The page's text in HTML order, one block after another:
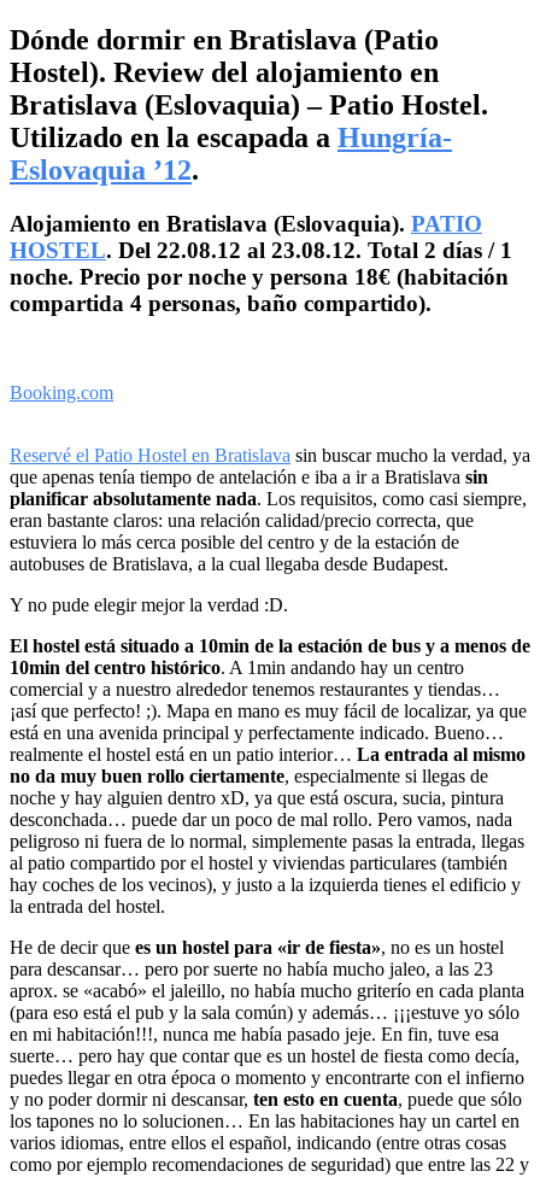
Dónde dormir en Bratislava (Patio
Hostel). Review del alojamiento en
Bratislava (Eslovaquia) – Patio Hostel.
Utilizado en la escapada a Hungría-
Eslovaquia ’12.
Alojamiento en Bratislava (Eslovaquia). PATIO
HOSTEL. Del 22.08.12 al 23.08.12. Total 2 días / 1
noche. Precio por noche y persona 18€ (habitación
compartida 4 personas, baño compartido).
Booking.com
Reservé el Patio Hostel en Bratislava sin buscar mucho la verdad, ya
que apenas tenía tiempo de antelación e iba a ir a Bratislava sin
planificar absolutamente nada. Los requisitos, como casi siempre,
eran bastante claros: una relación calidad/precio correcta, que
estuviera lo más cerca posible del centro y de la estación de
autobuses de Bratislava, a la cual llegaba desde Budapest.
Y no pude elegir mejor la verdad :D.
El hostel está situado a 10min de la estación de bus y a menos de
10min del centro histórico. A 1min andando hay un centro
comercial y a nuestro alrededor tenemos restaurantes y tiendas…
¡así que perfecto! ;). Mapa en mano es muy fácil de localizar, ya que
está en una avenida principal y perfectamente indicado. Bueno…
realmente el hostel está en un patio interior… La entrada al mismo
no da muy buen rollo ciertamente, especialmente si llegas de
noche y hay alguien dentro xD, ya que está oscura, sucia, pintura
desconchada… puede dar un poco de mal rollo. Pero vamos, nada
peligroso ni fuera de lo normal, simplemente pasas la entrada, llegas
al patio compartido por el hostel y viviendas particulares (también
hay coches de los vecinos), y justo a la izquierda tienes el edificio y
la entrada del hostel.
He de decir que es un hostel para «ir de fiesta», no es un hostel
para descansar… pero por suerte no había mucho jaleo, a las 23
aprox. se «acabó» el jaleillo, no había mucho griterío en cada planta
(para eso está el pub y la sala común) y además… ¡¡¡estuve yo sólo
en mi habitación!!!, nunca me había pasado jeje. En fin, tuve esa
suerte… pero hay que contar que es un hostel de fiesta como decía,
puedes llegar en otra época o momento y encontrarte con el infierno
y no poder dormir ni descansar, ten esto en cuenta, puede que sólo
los tapones no lo solucionen… En las habitaciones hay un cartel en
varios idiomas, entre ellos el español, indicando (entre otras cosas
como por ejemplo recomendaciones de seguridad) que entre las 22 y